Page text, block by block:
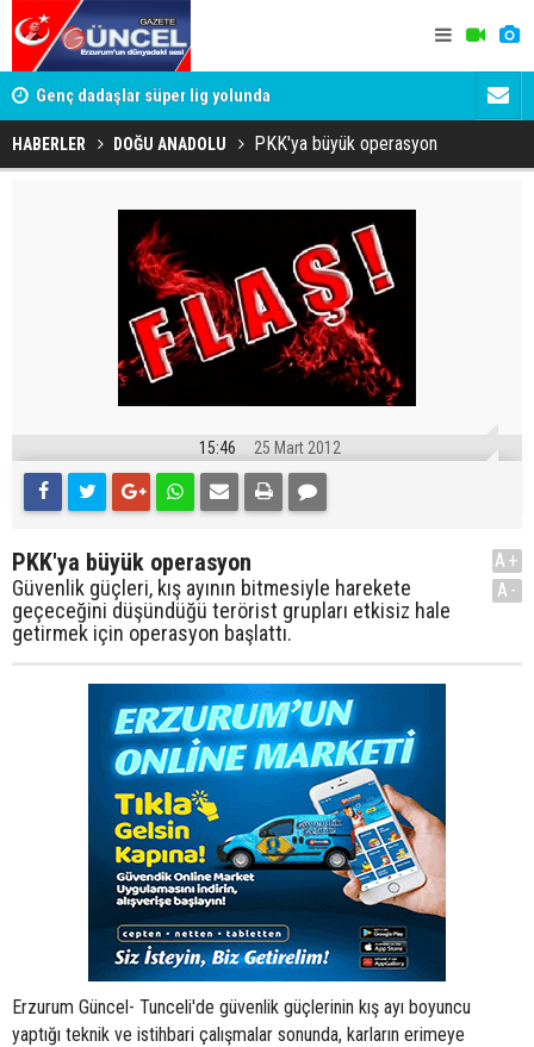
Genç dadaşlar süper lig yolunda 'Bot
HABERLER DOĞU ANADOLU PKK'ya büyük operasyon
15:46 25 Mart 2012
PKK'ya büyük operasyon
Güvenlik güçleri, kış ayının bitmesiyle harekete
geçeceğini düşündüğü terörist grupları etkisiz hale
getirmek için operasyon başlattı.
A+
A-
Erzurum Güncel- Tunceli'de güvenlik güçlerinin kış ayı boyuncu
yaptığı teknik ve istihbari çalışmalar sonunda, karların erimeye